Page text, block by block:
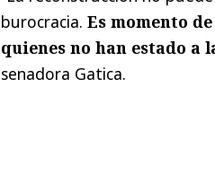
burocracia. Es momento
quienes no han estado a
senadora Gatica.